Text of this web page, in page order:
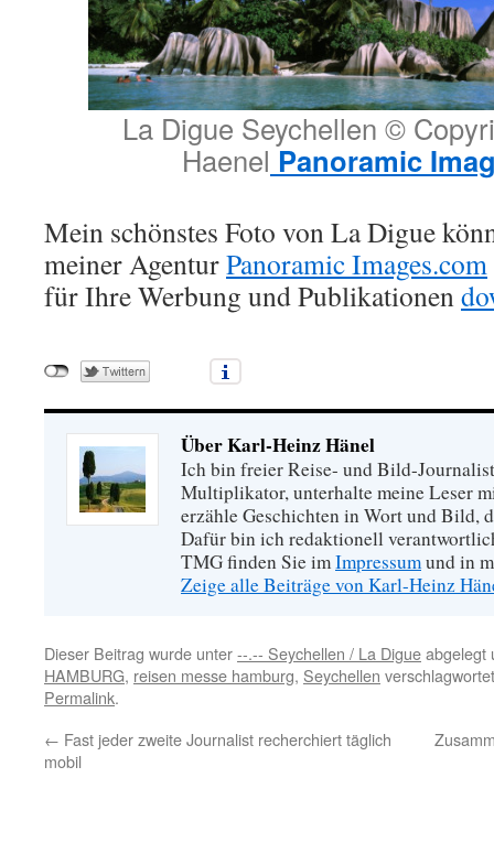
La Digue Seychellen ©
Haenel Panoramic
Mein schönstes Foto von La Digue
meiner AgenturPanoramic Images.com
für Ihre Werbung und Publikationen
Über Karl-Heinz Hänel
Ich bin freier Reise- und Bild-
Multiplikator, unterhalte meine Leser
erzähle Geschichten in Wort und Bild,
Dafür bin ich redaktionell
TMG finden Sie imImpressumund in
Zeige alle Beiträge von Karl-Heinz
Dieser Beitrag wurde unter--.-- Seychellen / La Digueabgelegt
HAMBURG, reisen messe hamburg, Seychellen
Permalink.
← Fast jeder zweite Journalist recherchiert täglich
mobil